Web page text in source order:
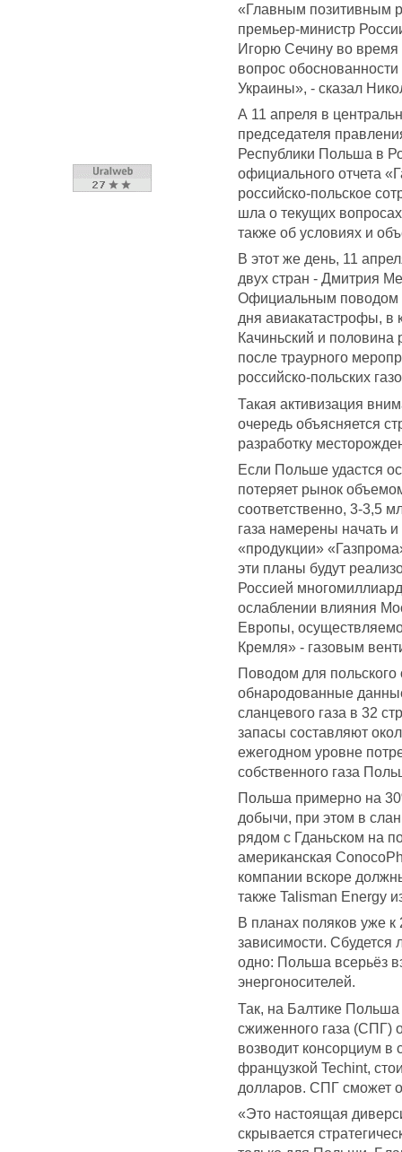
«Главным позитивным
премьер-министр
Игорю Сечину во время
вопрос
Украины», - сказал
А 11 апреля в
председателя
Республики Польша в
официального отчета
российско-польское
шла о текущих
также об условиях и
В этот же день, 11
двух стран - Дмитрия
Официальным поводом
дня авиакатастрофы, в
Качиньский и
после траурного
российско-польских
Такая активизация
очередь объясняется
разработку
Если Польше удастся
потеряет рынок
соответственно, 3-3,5
газа намерены начать
«продукции»
эти планы будут
Россией
ослаблении влияния
Европы,
Кремля» - газовым
Поводом для
обнародованные
сланцевого газа в 32
запасы составляют
ежегодном уровне
собственного газа
Польша примерно на
добычи, при этом в
рядом с Гданьском на
американская
компании вскоре
также Talisman Energy
В планах поляков уже к
зависимости. Сбудется
одно: Польша всерьёз
энергоносителей.
Так, на Балтике
сжиженного газа (СПГ)
возводит консорциум в
французкой Techint,
долларов. СПГ сможет
«Это настоящая
скрывается